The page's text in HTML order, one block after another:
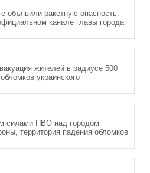
объявили ракетную опасность.
канале главы города
жителей в радиусе 500
украинского
силами ПВО над городом
территория падения обломков